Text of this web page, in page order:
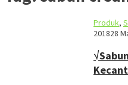
Produk,
201828